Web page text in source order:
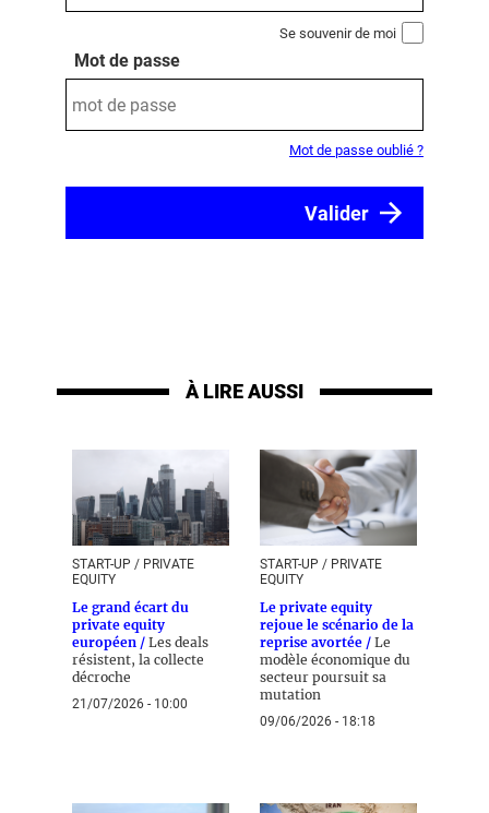
Se souvenir de moi
Mot de passe
Mot de passe oublié ?
À LIRE AUSSI
START-UP / PRIVATE
EQUITY
Le grand écart du
private equity
européen / Les deals
résistent, la collecte
décroche
21/07/2026 - 10:00
START-UP / PRIVATE
EQUITY
Le private equity
rejoue le scénario de la
reprise avortée / Le
modèle économique du
secteur poursuit sa
mutation
09/06/2026 - 18:18